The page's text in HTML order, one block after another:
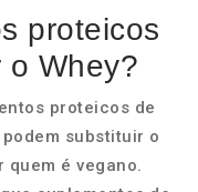
proteicos
o Whey?
proteicos de
substituir o
quem é vegano.